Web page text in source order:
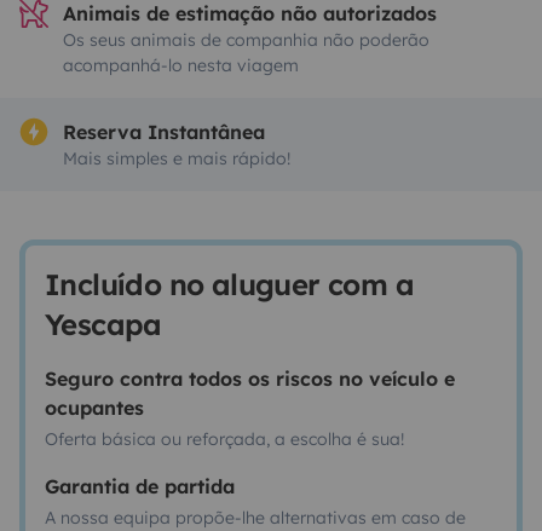
Animais de estimação não autorizados
Os seus animais de companhia não poderão
acompanhá-lo nesta viagem
Reserva Instantânea
Mais simples e mais rápido!
Incluído no aluguer com a
Yescapa
Seguro contra todos os riscos no veículo e
ocupantes
Oferta básica ou reforçada, a escolha é sua!
Garantia de partida
A nossa equipa propõe-lhe alternativas em caso de